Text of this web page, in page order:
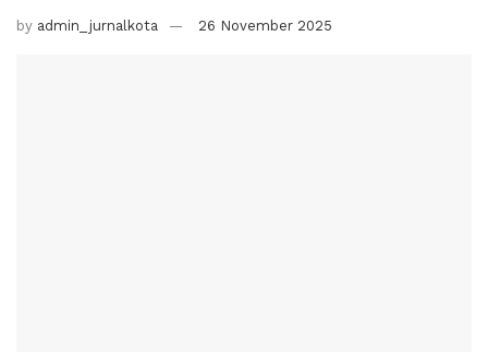
by admin_jurnalkota 26 November 2025